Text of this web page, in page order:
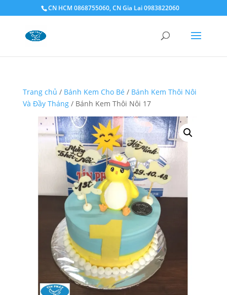
CN HCM 0868755060, CN Gia Lai 0983822060
Trang chủ / Bánh Kem Cho Bé / Bánh Kem Thôi Nôi
Và Đầy Tháng/ Bánh Kem Thôi Nôi 17